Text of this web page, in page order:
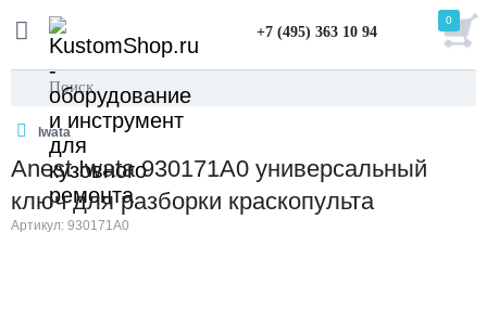
+7 (495) 363 10 94
0
Iwata
Anest Iwata 930171A0 универсальный
ключ для разборки краскопульта
Артикул: 930171A0